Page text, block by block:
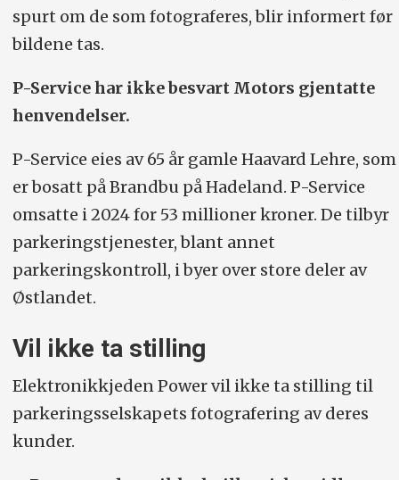
spurt om de som fotograferes, blir informert før
bildene tas.
P-Service har ikke besvart Motors gjentatte
henvendelser.
P-Service eies av 65 år gamle Haavard Lehre, som
er bosatt på Brandbu på Hadeland. P-Service
omsatte i 2024 for 53 millioner kroner. De tilbyr
parkeringstjenester, blant annet
parkeringskontroll, i byer over store deler av
Østlandet.
Vil ikke ta stilling
Elektronikkjeden Power vil ikke ta stilling til
parkeringsselskapets fotografering av deres
kunder.